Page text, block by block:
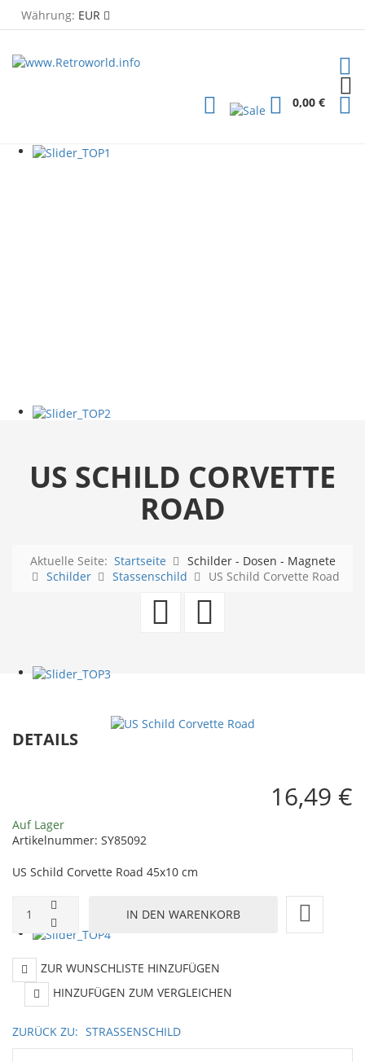
Währung: EUR
0,00 €
US SCHILD CORVETTE
ROAD
Aktuelle Seite: Startseite
Schilder - Dosen - Magnete
Schilder
Stassenschild US Schild Corvette Road
US
Corvette
V8
always
cm
DETAILS
16,49 €
Auf Lager
Artikelnummer: SY85092
US Schild Corvette Road 45x10 cm
ZUR WUNSCHLISTE HINZUFÜGEN
HINZUFÜGEN ZUM VERGLEICHEN
ZURÜCK ZU: STRASSENSCHILD